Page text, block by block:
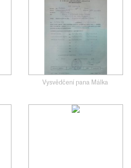
Vysvědčení pana Málka